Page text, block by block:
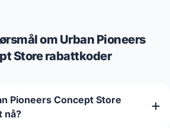
om Urban Pioneers
Store rabattkoder
Pioneers Concept Store
nå?